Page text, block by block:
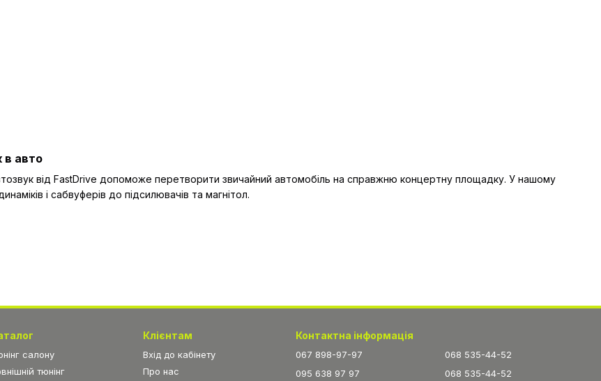
в авто
від FastDrive допоможе перетворити звичайний автомобіль на справжню концертну площадку. У нашому
і сабвуферів до підсилювачів та магнітол.
бас, чіткі верхи та кришталево чисте звучання улюблених треків. Підходить як для любителів якісного звуку, так
салону
тюнінг
Клієнтам
Вхід до кабінету
Про нас
Контактна інформація
067 898-97-97
095 638 97 97
068 535-44-52
068 535-44-52